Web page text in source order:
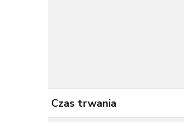
Czas trwania